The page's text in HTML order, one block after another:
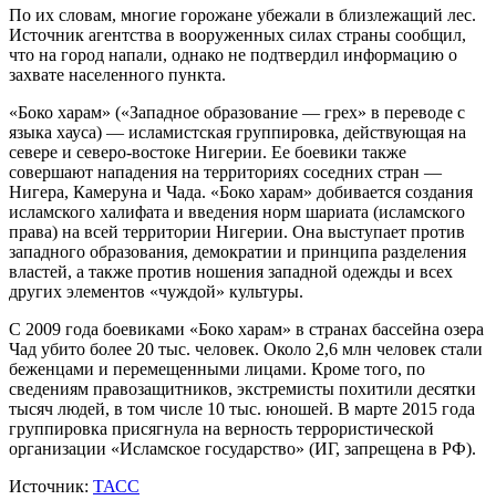
По их словам, многие горожане убежали в близлежащий лес.
Источник агентства в вооруженных силах страны сообщил,
что на город напали, однако не подтвердил информацию о
захвате населенного пункта.
«Боко харам» («Западное образование — грех» в переводе с
языка хауса) — исламистская группировка, действующая на
севере и северо-востоке Нигерии. Ее боевики также
совершают нападения на территориях соседних стран —
Нигера, Камеруна и Чада. «Боко харам» добивается создания
исламского халифата и введения норм шариата (исламского
права) на всей территории Нигерии. Она выступает против
западного образования, демократии и принципа разделения
властей, а также против ношения западной одежды и всех
других элементов «чуждой» культуры.
С 2009 года боевиками «Боко харам» в странах бассейна озера
Чад убито более 20 тыс. человек. Около 2,6 млн человек стали
беженцами и перемещенными лицами. Кроме того, по
сведениям правозащитников, экстремисты похитили десятки
тысяч людей, в том числе 10 тыс. юношей. В марте 2015 года
группировка присягнула на верность террористической
организации «Исламское государство» (ИГ, запрещена в РФ).
Источник: ТАСС